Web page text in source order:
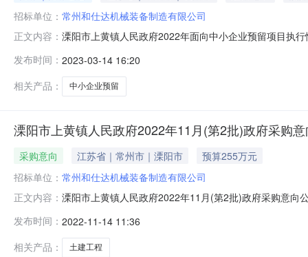
招标单位： 常州和仕达机械装备制造有限公司
正文内容： 溧阳市上黄镇人民政府2022年面向中小企业预留项目执
计251.28万元，其中，面向小微企业采购251.28万元，
有限公司
发布时间： 2023-03-14 16:20
相关产品：
中小企业预留
溧阳市上黄镇人民政府2022年11月(第2批)政府采购
采购意向 江苏省｜常州市｜溧阳市
预算255万元
招标单位： 常州和仕达机械装备制造有限公司
正文内容： 溧阳市上黄镇人民政府2022年11月(第2批)政府采购意向
(万元)预计采购月份是否专门面向中小企业采购是否采购
限公司上黄镇飞
发布时间： 2022-11-14 11:36
相关产品：
土建工程